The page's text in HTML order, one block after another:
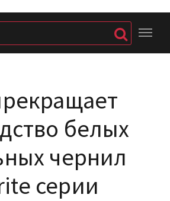
белых
чернил
серии